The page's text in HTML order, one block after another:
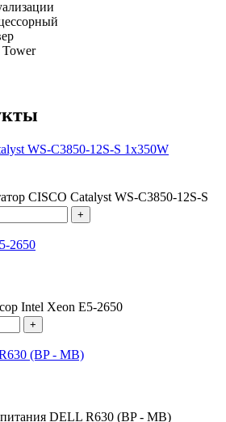
Tower
WS-C3850-12S-S 1x350W
CISCO Catalyst WS-C3850-12S-S
+
2650
Intel Xeon E5-2650
+
(BP - MB)
DELL R630 (BP - MB)